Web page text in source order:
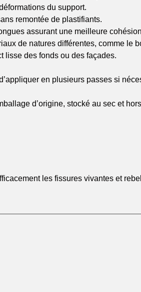
du support.
remontée de plastifiants.
assurant une meilleure
de natures différentes, comme le
lisse des fonds ou des façades.
en plusieurs passes si
d’origine, stocké au sec et
les fissures vivantes et